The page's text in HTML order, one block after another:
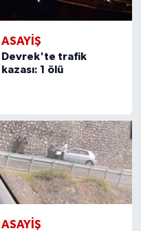
ASAYIŞ
Devrek'te trafik
kazası: 1 ölü
ASAYIŞ